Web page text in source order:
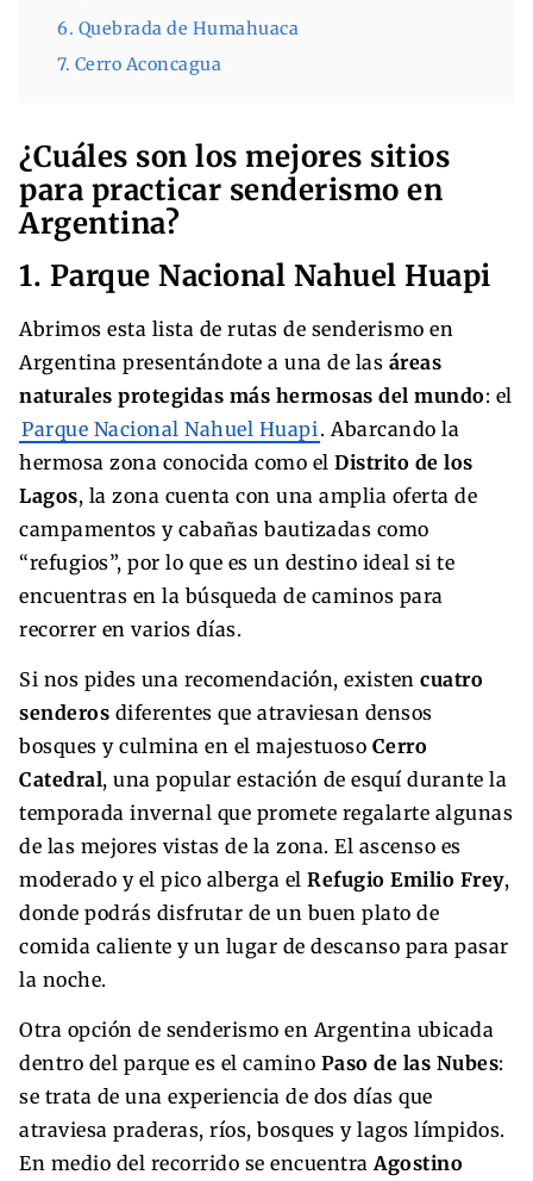
6. Quebrada de Humahuaca
7. Cerro Aconcagua
¿Cuáles son los mejores sitios
para practicar senderismo en
Argentina?
1. Parque Nacional Nahuel Huapi
Abrimos esta lista de rutas de senderismo en
Argentina presentándote a una de las áreas
naturales protegidas más hermosas del mundo: el
Parque Nacional Nahuel Huapi . Abarcando la
hermosa zona conocida como el Distrito de los
Lagos, la zona cuenta con una amplia oferta de
campamentos y cabañas bautizadas como
“refugios”, por lo que es un destino ideal si te
encuentras en la búsqueda de caminos para
recorrer en varios días.
Si nos pides una recomendación, existen cuatro
senderos diferentes que atraviesan densos
bosques y culmina en el majestuoso Cerro
Catedral, una popular estación de esquí durante la
temporada invernal que promete regalarte algunas
de las mejores vistas de la zona. El ascenso es
moderado y el pico alberga el Refugio Emilio Frey,
donde podrás disfrutar de un buen plato de
comida caliente y un lugar de descanso para pasar
la noche.
Otra opción de senderismo en Argentina ubicada
dentro del parque es el camino Paso de las Nubes:
se trata de una experiencia de dos días que
atraviesa praderas, ríos, bosques y lagos límpidos.
En medio del recorrido se encuentra Agostino